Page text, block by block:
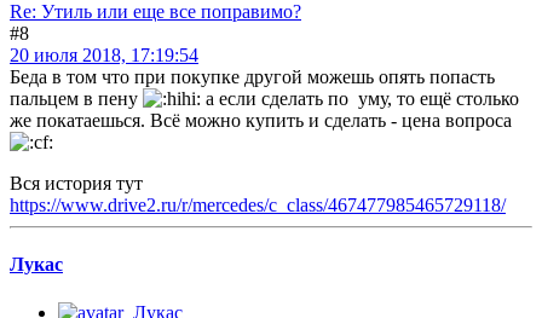
Re: Утиль или еще все поправимо?
#8
20 июля 2018, 17:19:54
Беда в том что при покупке другой можешь опять попасть
пальцем в пену
а если сделать по уму, то ещё столько
же покатаешься. Всё можно купить и сделать - цена вопроса
Вся история тут
https://www.drive2.ru/r/mercedes/c_class/467477985465729118/
Лукас